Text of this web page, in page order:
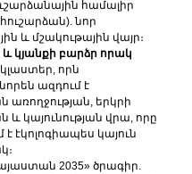
համալիր
նոր
և մշակութային վայր։
և կյանքի բարձր որակ
որն
ազդում է
առողջության, երկրի
և կայունության վրա, որը
էկոլոգիապես կայուն
2035» ծրագիր.